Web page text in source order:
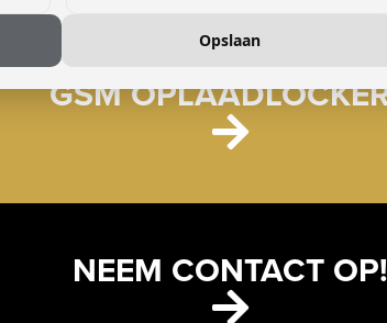
GSM
NEEM CONTACT OP!
Opslaan